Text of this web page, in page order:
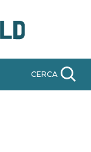
CERCA